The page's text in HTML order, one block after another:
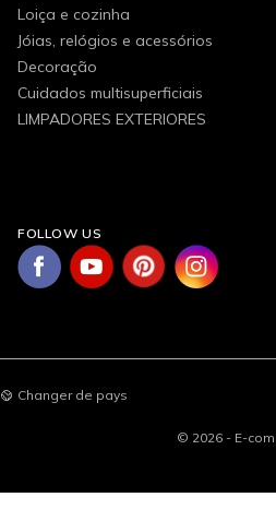
Loiça e cozinha
Jóias, relógios e acessórios
Decoração
Cuidados multisuperficiais
LIMPADORES EXTERIORES
FOLLOW US
Changer de pays
© 2026 - E-